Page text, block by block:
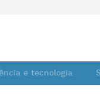
e tecnologia